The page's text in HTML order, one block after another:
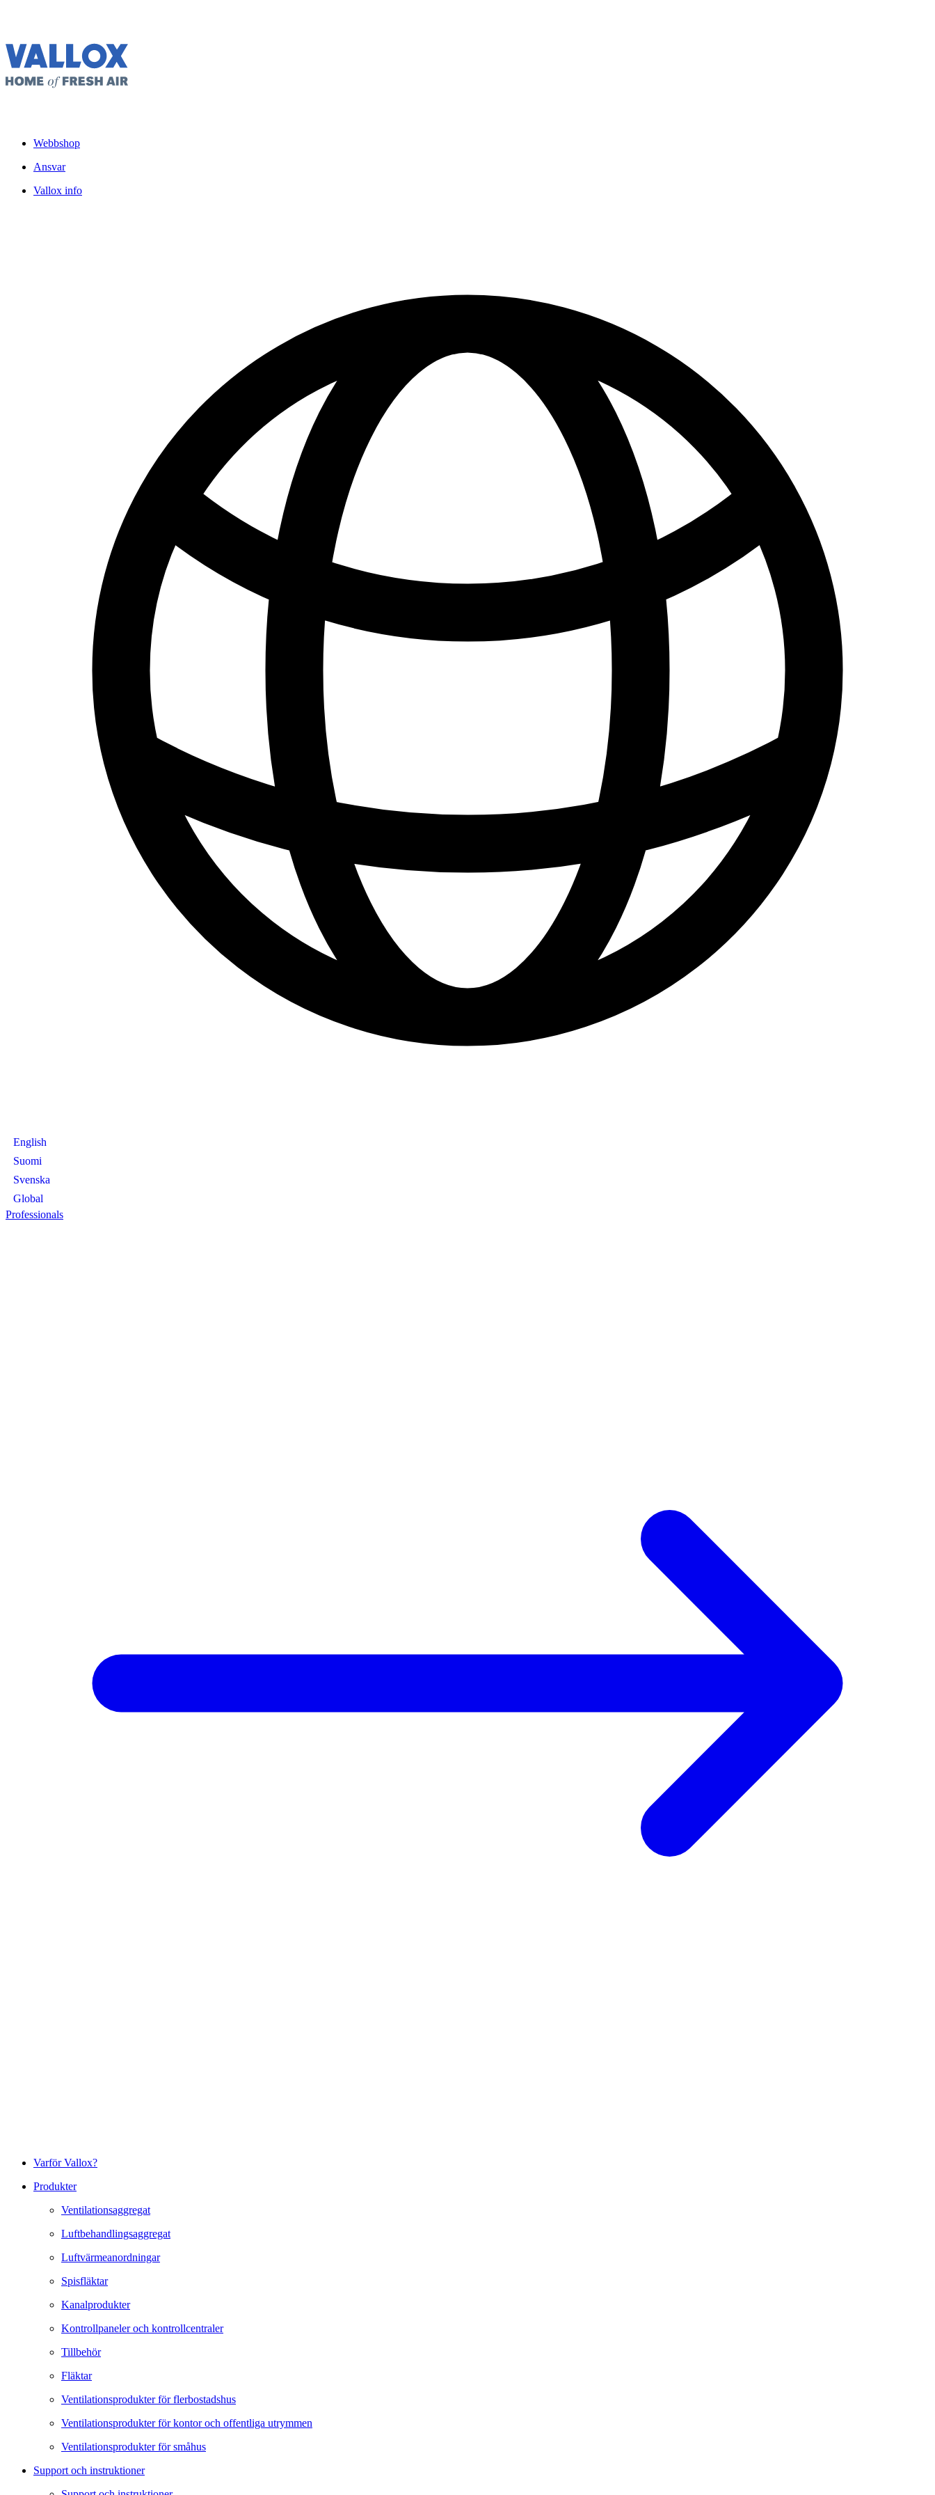
Webbshop
Ansvar
Vallox info
English
Suomi
Svenska
Global
Professionals
Varför Vallox?
Produkter
Ventilationsaggregat
Luftbehandlingsaggregat
Luftvärmeanordningar
Spisfläktar
Kanalprodukter
Kontrollpaneler och kontrollcentraler
Tillbehör
Fläktar
Ventilationsprodukter för flerbostadshus
Ventilationsprodukter för kontor och offentliga utrymmen
Ventilationsprodukter för småhus
Support och instruktioner